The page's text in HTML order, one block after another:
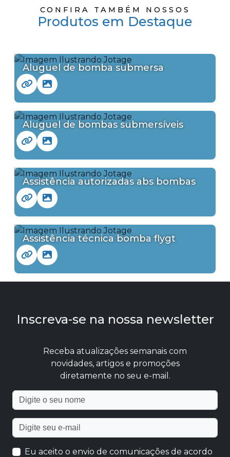
CONFIRA TAMBÉM NOSSOS
Produtos em Destaque
Aluguel de bomba submersa
Aluguel de bombas submersíveis
Assistência autorizadas abs bombas
Assistência técnica bomba flygt
Inscreva-se na nossa newsletter
Receba atualizações semanais com
novidades, artigos e promoções
diretamente no seu e-mail.
Nome
Endereço de e-mail
Eu aceito o envio de comunicações de acordo